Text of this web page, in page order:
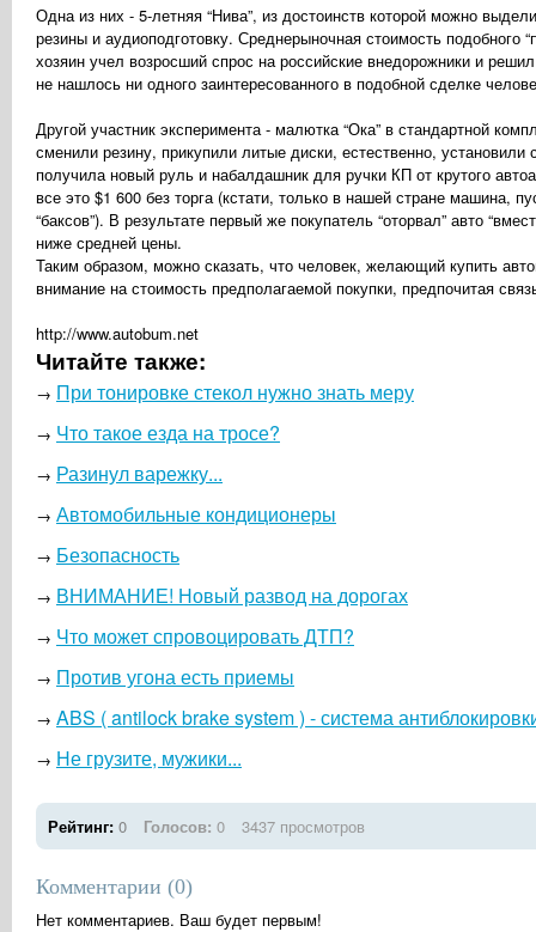
Одна из них - 5-летняя “Нива”, из достоинств которой можно
резины и аудиоподготовку. Среднерыночная стоимость подобного
хозяин учел возросший спрос на российские внедорожники и
не нашлось ни одного заинтересованного в подобной сделке
Другой участник эксперимента - малютка “Ока” в стандартной
сменили резину, прикупили литые диски, естественно,
получила новый руль и набалдашник для ручки КП от крутого
все это $1 600 без торга (кстати, только в нашей стране машина,
“баксов”). В результате первый же покупатель “оторвал” авто
ниже средней цены.
Таким образом, можно сказать, что человек, желающий купить
внимание на стоимость предполагаемой покупки, предпочитая
http://www.autobum.net
Читайте также:
→ При тонировке стекол нужно знать меру
→ Что такое езда на тросе?
→ Разинул варежку...
→ Автомобильные кондиционеры
→ Безопасность
→ ВНИМАНИЕ! Новый развод на дорогах
→ Что может спровоцировать ДТП?
→ Против угона есть приемы
→ ABS ( antilock brake system ) - система
→ Не грузите, мужики...
Рейтинг: 0 Голосов: 0 3437 просмотров
Комментарии (0)
Нет комментариев. Ваш будет первым!